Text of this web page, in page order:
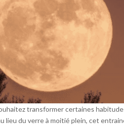
transformer certaines
lieu du verre à moitié plein, cet